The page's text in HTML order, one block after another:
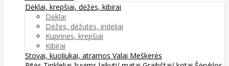
Dėklai, krepšiai, dėžės, kibirai
Dėklai
Dėžės, dėžutės, indeliai
Kuprinės, krepšiai
Kibirai
Stovai, kuoliukai, atramos Valai Meškerės